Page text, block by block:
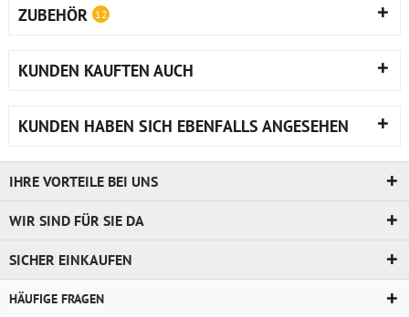
ZUBEHÖR 12
KUNDEN KAUFTEN AUCH
KUNDEN HABEN SICH EBENFALLS ANGESEHEN
IHRE VORTEILE BEI UNS
WIR SIND FÜR SIE DA
SICHER EINKAUFEN
HÄUFIGE FRAGEN